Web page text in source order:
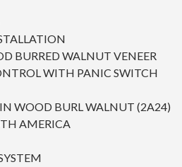
BURRED WALNUT VENEER
WITH PANIC SWITCH
WOOD BURL WALNUT (2A24)
AMERICA